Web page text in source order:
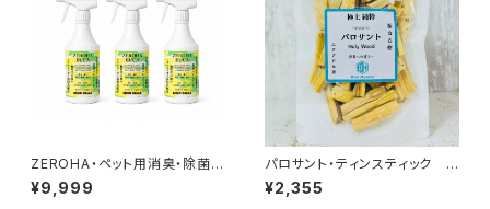
ZEROHA・ペット用消臭・除菌ス
プレー レモンユーカリタイ
プ 約520ml×3本セット
¥9,999
パロサント・ティンスティック
約77g以上
¥2,355